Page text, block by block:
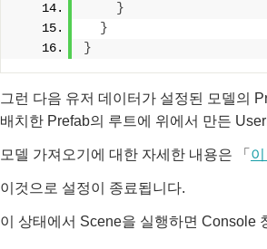
}
}
}
그런 다음 유저 데이터가 설정된 모델의
배치한 Prefab의 루트에 위에서 만든
모델 가져오기에 대한 자세한 내용은 「
이것으로 설정이 종료됩니다.
이 상태에서 Scene을 실행하면 Console